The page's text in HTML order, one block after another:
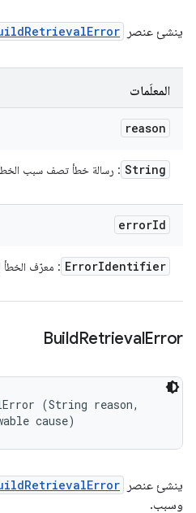
ينشئ عنصر
المعلَمات
reason
String : رسالة خطأ تصف سبب
errorId
ErrorIdentifier : معرّف الخطأ
BuildRetrievalError
(String reason,
cause)
ينشئ عنصر
وسبب.